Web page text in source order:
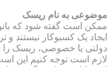
موضوعی به نام ریسک
ممکن است گفته شود که
لازم است توجه کنیم این